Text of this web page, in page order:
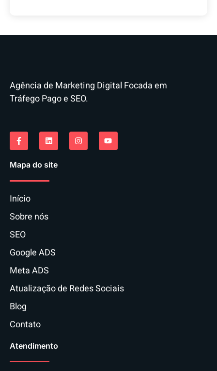
Agência de Marketing Digital Focada em
Tráfego Pago e SEO.
Mapa do site
Início
Sobre nós
SEO
Google ADS
Meta ADS
Atualização de Redes Sociais
Blog
Contato
Atendimento